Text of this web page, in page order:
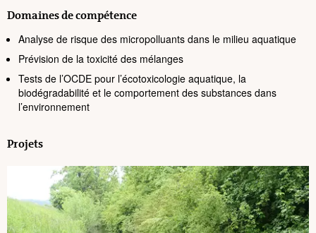
Domaines de compétence
Analyse de risque des micropolluants dans le milieu aquatique
Prévision de la toxicité des mélanges
Tests de l’OCDE pour l’écotoxicologie aquatique, la
biodégradabilité et le comportement des substances dans
l’environnement
Projets